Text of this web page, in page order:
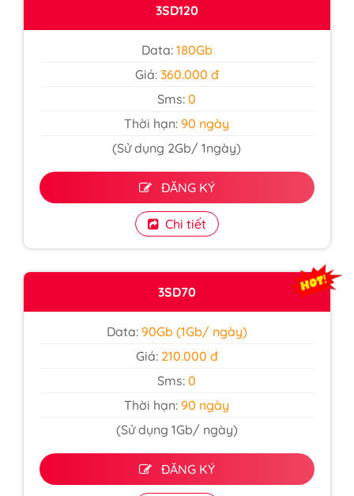
3SD120
Data:180Gb
Giá: 360.000 đ
Sms:0
Thời hạn: 90 ngày
(Sử dụng 2Gb/ 1ngày)
ĐĂNG KÝ
Chi tiết
3SD70
Data: 90Gb (1Gb/ ngày)
Giá: 210.000 đ
Sms:0
Thời hạn: 90 ngày
(Sử dụng 1Gb/ ngày)
ĐĂNG KÝ